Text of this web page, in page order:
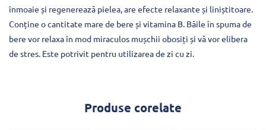
înmoaie și regenerează pielea, are efecte relaxante și liniștitoare.
Conține o cantitate mare de bere și vitamina B. Băile în spuma de
bere vor relaxa în mod miraculos mușchii obosiți și vă vor elibera
de stres. Este potrivit pentru utilizarea de zi cu zi.
Produse corelate